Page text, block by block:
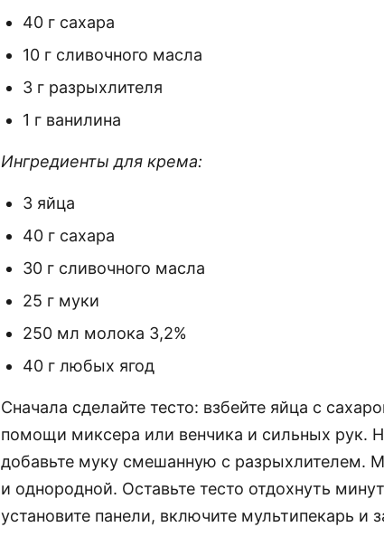
40 г сахара
10 г сливочного масла
3 г разрыхлителя
1 г ванилина
Ингредиенты для крема:
3 яйца
40 г сахара
30 г сливочного масла
25 г муки
250 мл молока 3,2%
40 г любых ягод
Сначала сделайте тесто: взбейте яйца с
помощи миксера или венчика и сильных рук.
добавьте муку смешанную с разрыхлителем.
и однородной. Оставьте тесто отдохнуть
установите панели, включите мультипекарь и